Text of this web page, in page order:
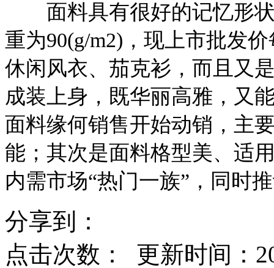
面料具有很好的记忆形状
重为90(g/m2)，现上市批发
休闲风衣、茄克衫，而且又
成装上身，既华丽高雅，又
面料缘何销售开始动销，主
能；其次是面料格型美、适
内需市场“热门一族”，同时
分享到：
点击次数：
更新时间：